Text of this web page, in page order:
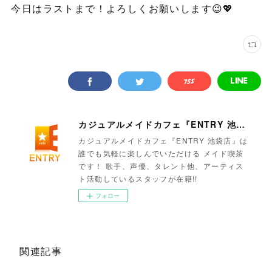
今日はラストまで！よろしくお願いします😉💖
カジュアルメイドカフェ『ENTRY 池袋店』
カジュアルメイドカフェ『ENTRY 池袋店』は
誰でも気軽に楽しんでいただける メイド喫茶
です！ 歌手、声優、タレント他、アーティス
ト活動しているスタッフが在籍!!
フォロー
関連記事